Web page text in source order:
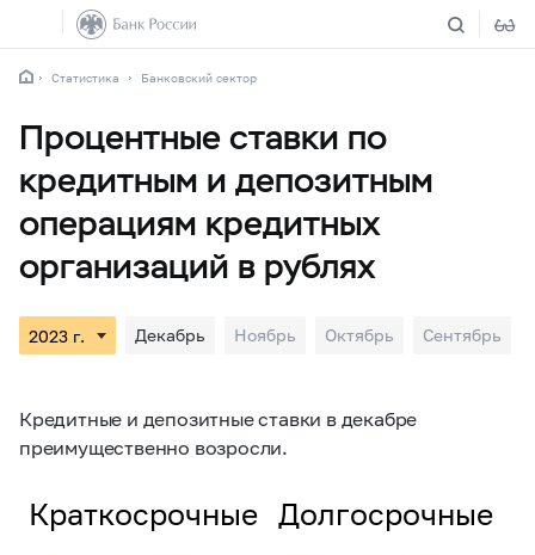
Статистика Банковский сектор
Процентные ставки по
кредитным и депозитным
операциям кредитных
организаций в рублях
Декабрь Ноябрь Октябрь Сентябрь
Кредитные и депозитные ставки в декабре
преимущественно возросли.
Краткосрочные Долгосрочные